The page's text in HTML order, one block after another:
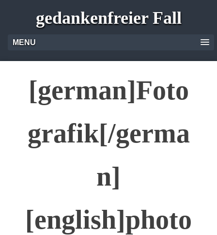
gedankenfreier Fall
MENU
[german]Foto
grafik[/germa
n]
[english]photo